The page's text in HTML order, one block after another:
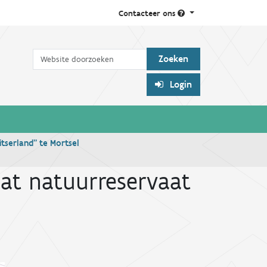
Contacteer ons
Zoek
Login
te Mortsel
natuurreservaat